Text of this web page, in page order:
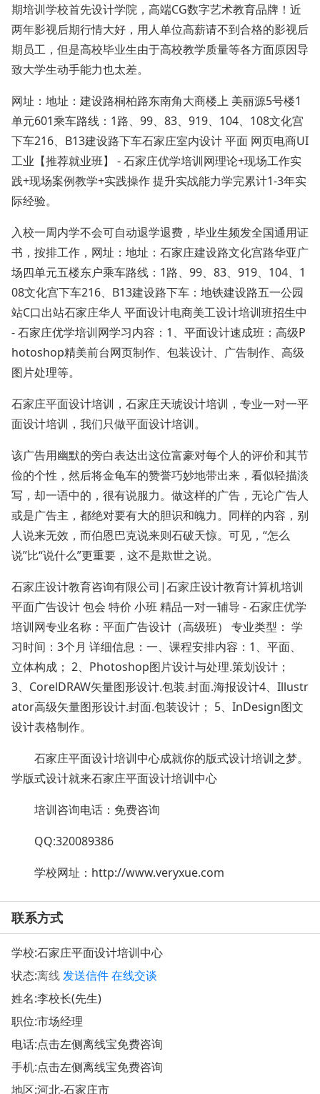
期培训学校首先设计学院，高端CG数字艺术教育品牌！近
两年影视后期行情大好，用人单位高薪请不到合格的影视后
期员工，但是高校毕业生由于高校教学质量等各方面原因导
致大学生动手能力也太差。
网址：地址：建设路桐柏路东南角大商楼上 美丽源5号楼1
单元601乘车路线：1路、99、83、919、104、108文化宫
下车216、B13建设路下车石家庄室内设计 平面 网页电商UI
工业【推荐就业班】 - 石家庄优学培训网理论+现场工作实
践+现场案例教学+实践操作 提升实战能力学完累计1-3年实
际经验。
入校一周内学不会可自动退学退费，毕业生频发全国通用证
书，按排工作，网址：地址：石家庄建设路文化宫路华亚广
场四单元五楼东户乘车路线：1路、99、83、919、104、1
08文化宫下车216、B13建设路下车：地铁建设路五一公园
站C口出站石家庄华人 平面设计电商美工设计培训班招生中
- 石家庄优学培训网学习内容：1、平面设计速成班：高级P
hotoshop精美前台网页制作、包装设计、广告制作、高级
图片处理等。
石家庄平面设计培训，石家庄天琥设计培训，专业一对一平
面设计培训，我们只做平面设计培训。
该广告用幽默的旁白表达出这位富豪对每个人的评价和其节
俭的个性，然后将金龟车的赞誉巧妙地带出来，看似轻描淡
写，却一语中的，很有说服力。做这样的广告，无论广告人
或是广告主，都绝对要有大的胆识和魄力。同样的内容，别
人说来无效，而伯恩巴克说来则石破天惊。可见，“怎么
说”比“说什么”更重要，这不是欺世之说。
石家庄设计教育咨询有限公司|石家庄设计教育计算机培训
平面广告设计 包会 特价 小班 精品一对一辅导 - 石家庄优学
培训网专业名称：平面广告设计（高级班） 专业类型： 学
习时间：3个月 详细信息：一、课程安排内容：1、平面、
立体构成； 2、Photoshop图片设计与处理.策划设计；
3、CorelDRAW矢量图形设计.包装.封面.海报设计4、Illustr
ator高级矢量图形设计.封面.包装设计； 5、InDesign图文
设计表格制作。
石家庄平面设计培训中心成就你的版式设计培训之梦。
学版式设计就来石家庄平面设计培训中心
培训咨询电话： 免费咨询
QQ:320089386
学校网址： http://www.veryxue.com
联系方式
学校:石家庄平面设计培训中心
状态:离线发送信件在线交谈
姓名:李校长(先生)
职位:市场经理
电话:点击左侧离线宝免费咨询
手机:点击左侧离线宝免费咨询
地区:河北-石家庄市